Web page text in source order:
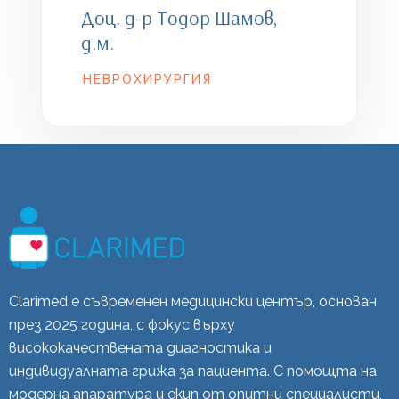
Доц. д-р Тодор Шамов,
д.м.
НЕВРОХИРУРГИЯ
Clarimed е съвременен медицински център, основан
през 2025 година, с фокус върху
висококачествената диагностика и
индивидуалната грижа за пациента. С помощта на
модерна апаратура и екип от опитни специалисти,